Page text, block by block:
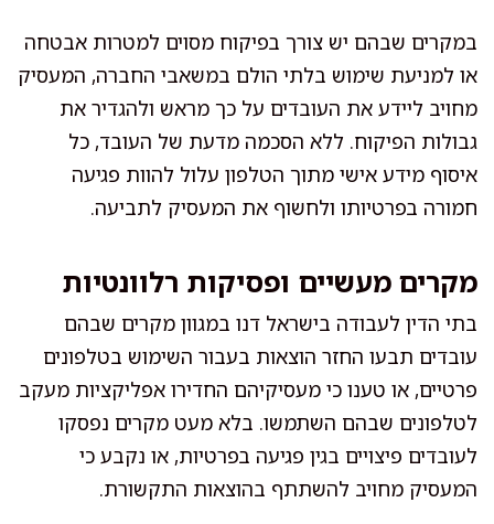
במקרים שבהם יש צורך בפיקוח מסוים למטרות אבטחה
או למניעת שימוש בלתי הולם במשאבי החברה, המעסיק
מחויב ליידע את העובדים על כך מראש ולהגדיר את
גבולות הפיקוח. ללא הסכמה מדעת של העובד, כל
איסוף מידע אישי מתוך הטלפון עלול להוות פגיעה
חמורה בפרטיותו ולחשוף את המעסיק לתביעה.
מקרים מעשיים ופסיקות רלוונטיות
בתי הדין לעבודה בישראל דנו במגוון מקרים שבהם
עובדים תבעו החזר הוצאות בעבור השימוש בטלפונים
פרטיים, או טענו כי מעסיקיהם החדירו אפליקציות מעקב
לטלפונים שבהם השתמשו. בלא מעט מקרים נפסקו
לעובדים פיצויים בגין פגיעה בפרטיות, או נקבע כי
המעסיק מחויב להשתתף בהוצאות התקשורת.